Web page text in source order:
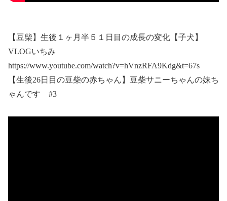
【豆柴】生後１ヶ月半５１日目の成長の変化【子犬】
VLOGいちみ
https://www.youtube.com/watch?v=hVnzRFA9Kdg&t=67s
【生後26日目の豆柴の赤ちゃん】豆柴サニーちゃんの妹ち
ゃんです #3